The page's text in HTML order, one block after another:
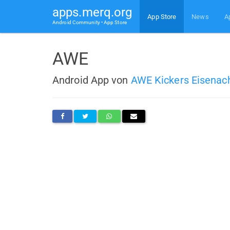
apps.merq.org
Android Community • App Store
App Store News
AWE
Android App von AWE Kickers